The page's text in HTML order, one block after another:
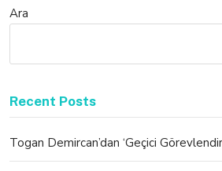
Ara
Recent Posts
Togan Demircan’dan ‘Geçici